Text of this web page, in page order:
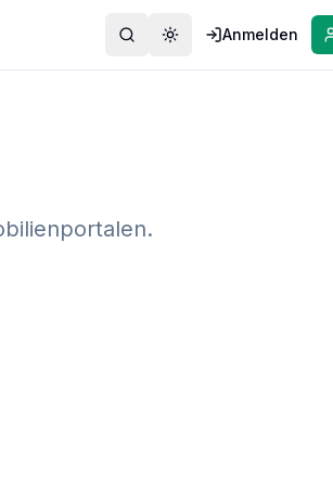
SucheFarbmodus wechseln
Anmelden